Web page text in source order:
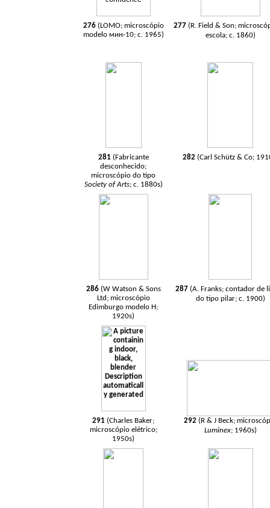
276(LOMO; microscópio
modelo мин-10; c. 1965)
277 (R. Field & Son;
escola; c. 1860)
281 (Fabricante
desconhecido;
microscópio do tipo
Society of Arts; c. 1880s)
282 (Carl Schütz & Co;
286 (W Watson & Sons
Ltd; microscópio
Edimburgo modelo H;
1920s)
287 (A. Franks; contador de
do tipo pilar; c. 1900)
291 (Charles Baker;
microscópio elétrico;
1950s)
292 (R & J Beck;
Luminex; 1960s)